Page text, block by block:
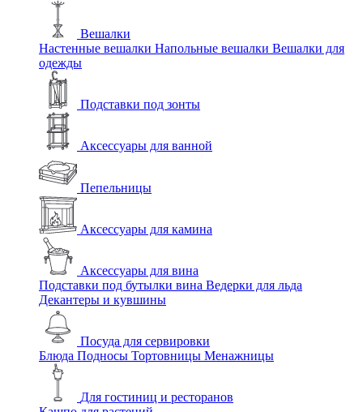
Вешалки
Настенные вешалки Напольные вешалки Вешалки для
одежды
Подставки под зонты
Аксессуары для ванной
Пепельницы
Аксессуары для камина
Аксессуары для вина
Подставки под бутылки вина Ведерки для льда
Декантеры и кувшины
Посуда для сервировки
Блюда Подносы Тортовницы Менажницы
Для гостиниц и ресторанов